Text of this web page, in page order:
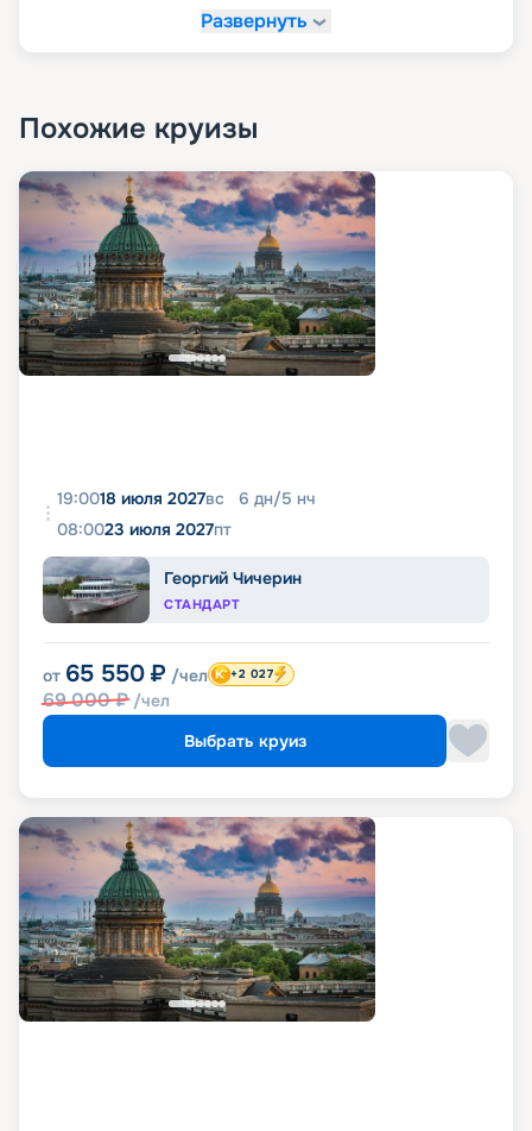
Развернуть
Похожие круизы
19:0018 июля 2027вс 6 дн/5 нч
08:0023 июля 2027пт
Георгий Чичерин
СТАНДАРТ
от 65 550 ₽ /чел
69 000₽ /чел
+2 027
Выбрать круиз